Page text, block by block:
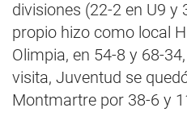
divisiones (22-2 en U9 y
propio hizo como local
Olimpia, en 54-8 y 68-
visita, Juventud se
Montmartre por 38-6 y